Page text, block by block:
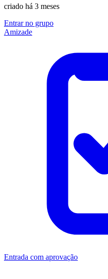
criado há 3 meses
Entrar no grupo
Amizade
Entrada com aprovação